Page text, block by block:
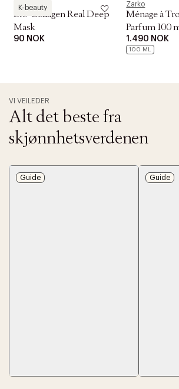
K-beauty
Biodance
Bio-Collagen Real Deep
Mask
90 NOK
Zarko
Ménage à
Parfum 100
1.490 NOK
100 ML
VI VEILEDER
Alt det beste fra
skjønnhetsverdenen
Guide Guide